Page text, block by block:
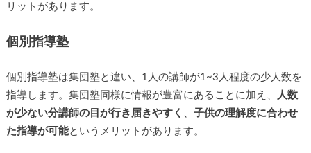
リットがあります。
個別指導塾
個別指導塾は集団塾と違い、1人の講師が1~3人程度の少人数を
指導します。集団塾同様に情報が豊富にあることに加え、
人数
が少ない分講師の目が行き届きやすく
子供の理解度に合わせ
た指導が可能というメリットがあります。